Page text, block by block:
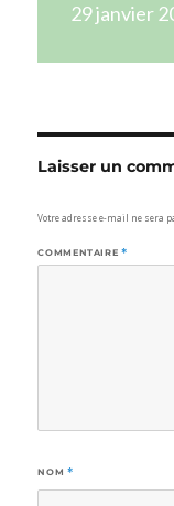
le29 janvier
Laisser un
Votre adresse e-mail ne sera
COMMENTAIRE *
NOM *